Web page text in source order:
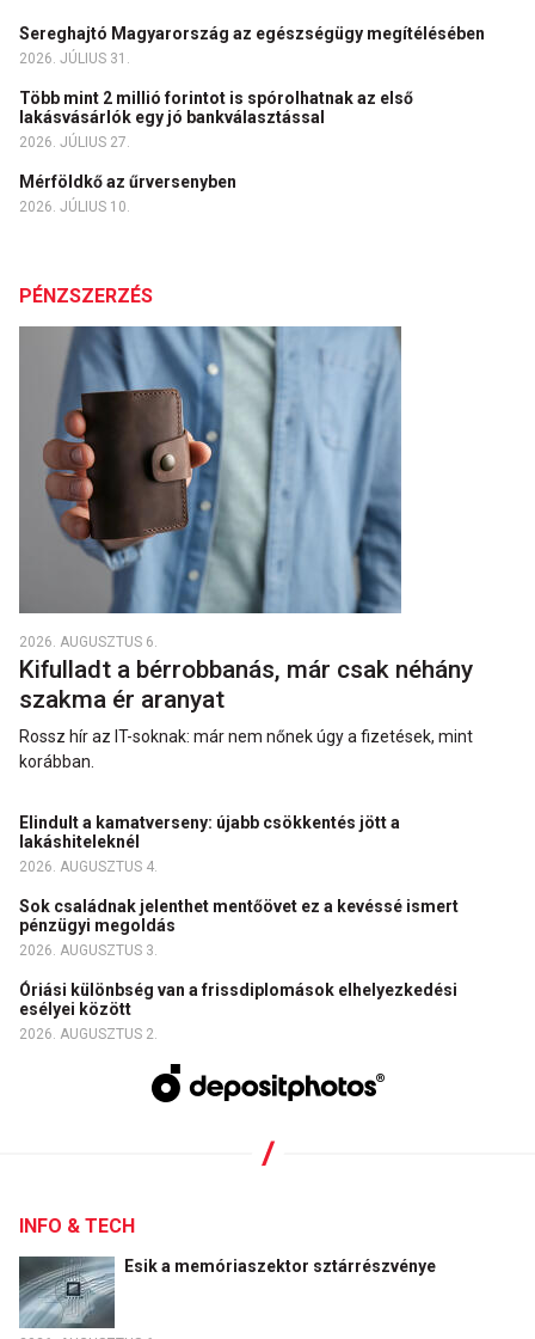
Sereghajtó Magyarország az egészségügy megítélésében
2026. JÚLIUS 31.
Több mint 2 millió forintot is spórolhatnak az első
lakásvásárlók egy jó bankválasztással
2026. JÚLIUS 27.
Mérföldkő az űrversenyben
2026. JÚLIUS 10.
PÉNZSZERZÉS
2026. AUGUSZTUS 6.
Kifulladt a bérrobbanás, már csak néhány
szakma ér aranyat
Rossz hír az IT-soknak: már nem nőnek úgy a fizetések, mint
korábban.
Elindult a kamatverseny: újabb csökkentés jött a
lakáshiteleknél
2026. AUGUSZTUS 4.
Sok családnak jelenthet mentőövet ez a kevéssé ismert
pénzügyi megoldás
2026. AUGUSZTUS 3.
Óriási különbség van a frissdiplomások elhelyezkedési
esélyei között
2026. AUGUSZTUS 2.
INFO & TECH
Esik a memóriaszektor sztárrészvénye